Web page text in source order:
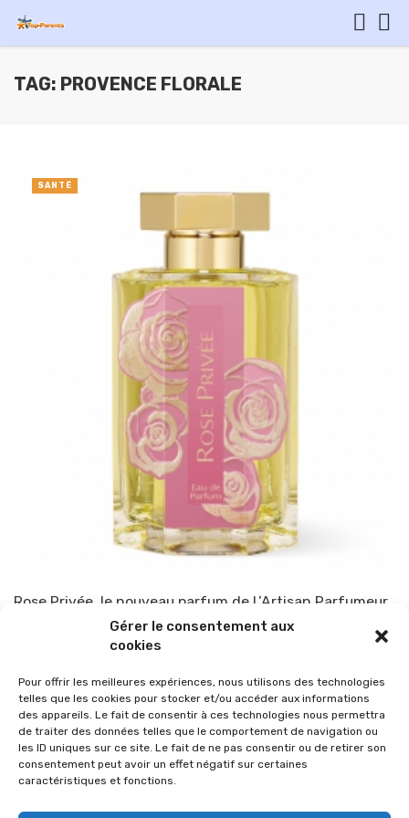
Gérer le consentement aux
cookies
Pour offrir les meilleures expériences, nous utilisons des technologies
telles que les cookies pour stocker et/ou accéder aux informations
des appareils. Le fait de consentir à ces technologies nous permettra
de traiter des données telles que le comportement de navigation ou
les ID uniques sur ce site. Le fait de ne pas consentir ou de retirer son
consentement peut avoir un effet négatif sur certaines
caractéristiques et fonctions.
TAG: PROVENCE FLORALE
Rose Privée, le nouveau parfum de L’Artisan Parfumeur
TOP-PARENTS 21 mars 2015
SANTÉ